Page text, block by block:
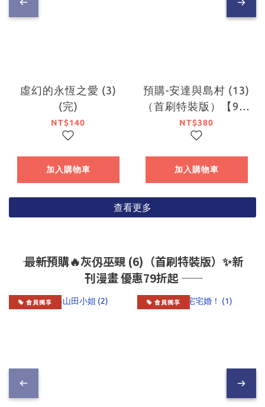
虛幻的永恆之愛 (3)
(完)
NT$140
加入購物車
預購-安達與島村 (13)
（首刷特裝版）【9月
中旬出貨】
NT$380
加入購物車
查看更多
―― 最新預購🔥灰仭巫覡 (6)（首刷特裝版）✨新
刊漫畫 優惠79折起 ――
會員獨享 會員獨享